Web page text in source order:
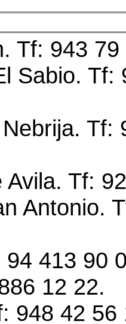
Tf: 943 79
Sabio. Tf:
Tf:
Avila. Tf:
Antonio.
413 90
12 22.
948 42 56